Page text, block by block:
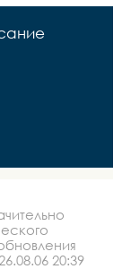
20:39